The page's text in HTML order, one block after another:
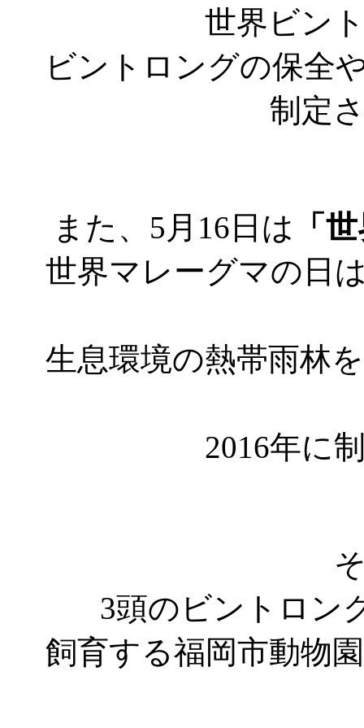
世界ビン
ビントロングの保全
制定
また、5月16日は 「
世界マレーグマの日
生息環境の熱帯雨林
2016年に
3頭のビントロン
飼育する福岡市動物